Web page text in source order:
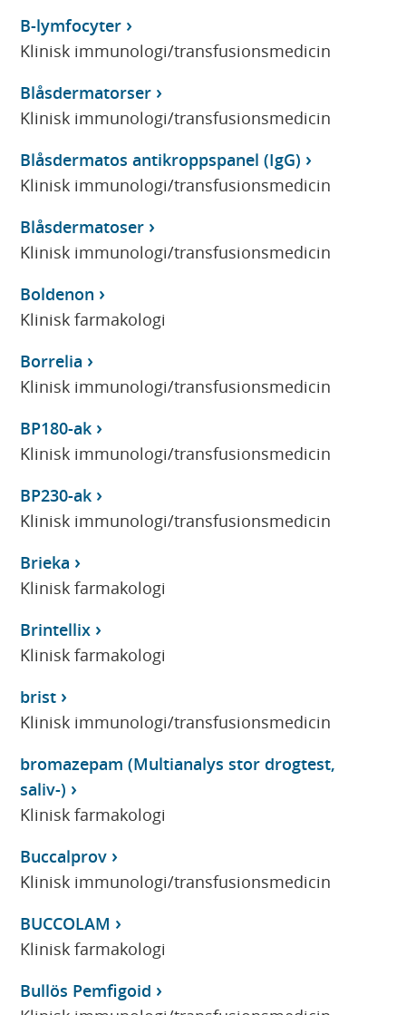
B-lymfocyter
Klinisk immunologi/transfusionsmedicin
Blåsdermatorser
Klinisk immunologi/transfusionsmedicin
Blåsdermatos antikroppspanel (IgG)
Klinisk immunologi/transfusionsmedicin
Blåsdermatoser
Klinisk immunologi/transfusionsmedicin
Boldenon
Klinisk farmakologi
Borrelia
Klinisk immunologi/transfusionsmedicin
BP180-ak
Klinisk immunologi/transfusionsmedicin
BP230-ak
Klinisk immunologi/transfusionsmedicin
Brieka
Klinisk farmakologi
Brintellix
Klinisk farmakologi
brist
Klinisk immunologi/transfusionsmedicin
bromazepam (Multianalys stor drogtest,
saliv-)
Klinisk farmakologi
Buccalprov
Klinisk immunologi/transfusionsmedicin
BUCCOLAM
Klinisk farmakologi
Bullös Pemfigoid